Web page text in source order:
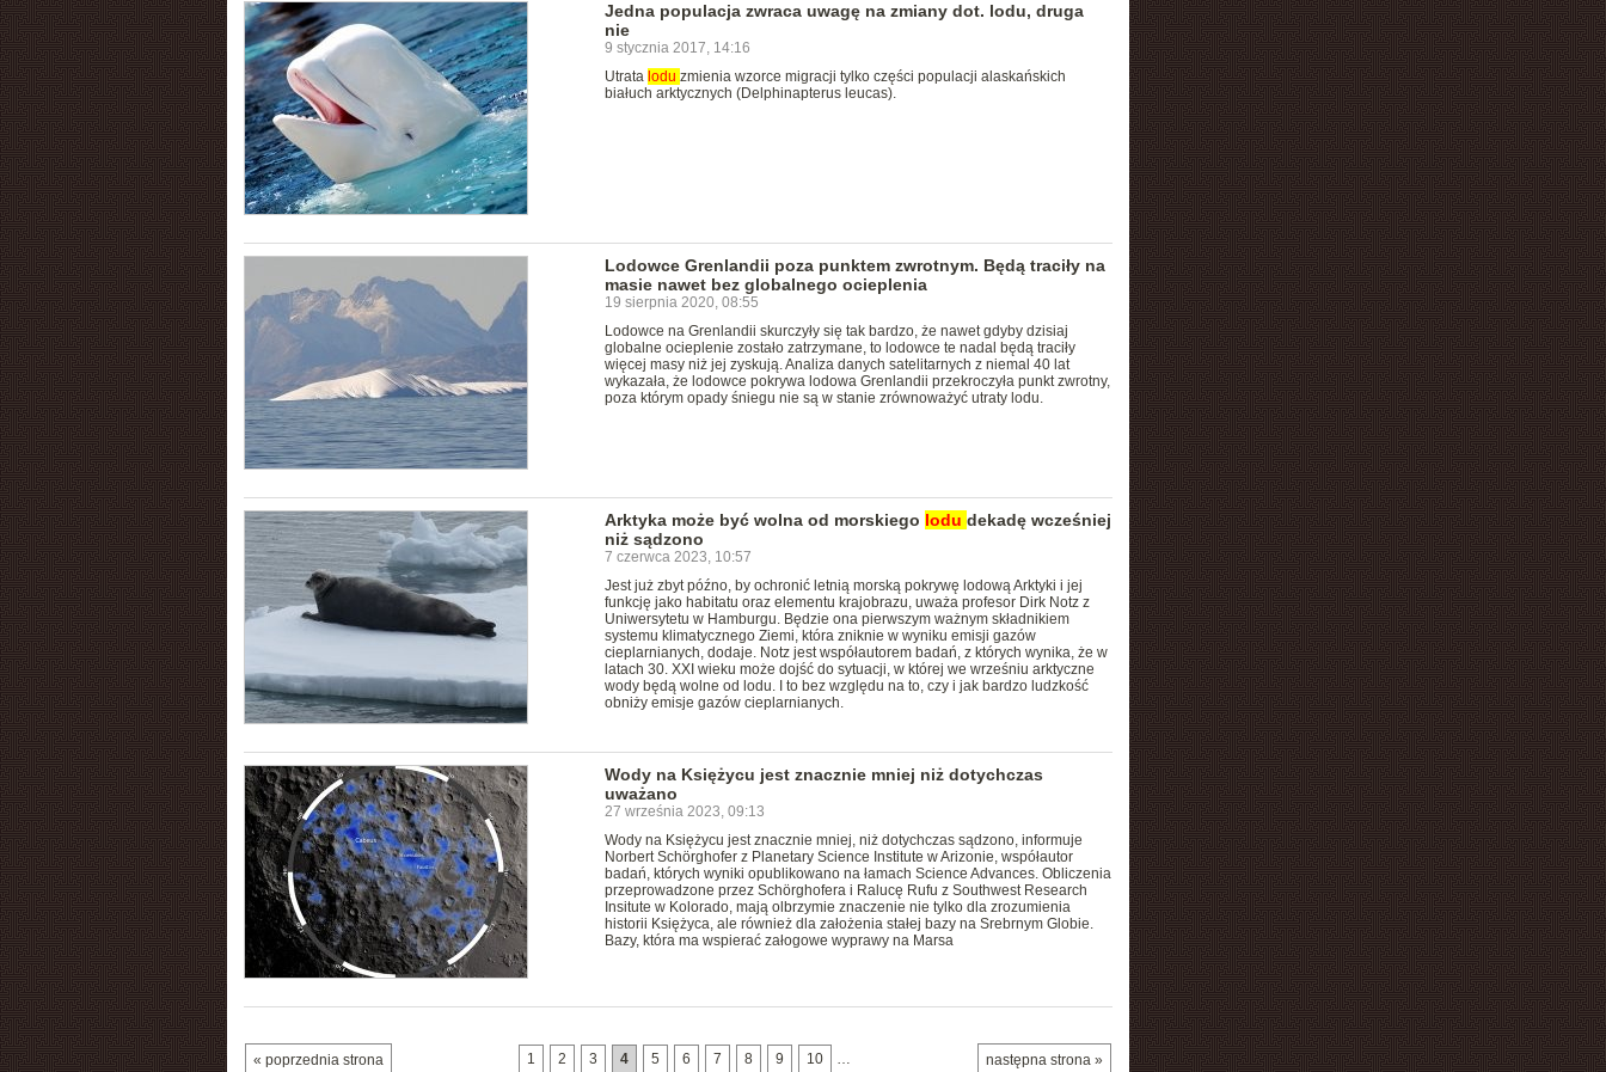
Jedna populacja zwraca uwagę na zmiany dot. lodu, druga
nie
9 stycznia 2017, 14:16
Utrata lodu zmienia wzorce migracji tylko części populacji alaskańskich
białuch arktycznych (Delphinapterus leucas).
Lodowce Grenlandii poza punktem zwrotnym. Będą traciły na
masie nawet bez globalnego ocieplenia
19 sierpnia 2020, 08:55
Lodowce na Grenlandii skurczyły się tak bardzo, że nawet gdyby dzisiaj
globalne ocieplenie zostało zatrzymane, to lodowce te nadal będą traciły
więcej masy niż jej zyskują. Analiza danych satelitarnych z niemal 40 lat
wykazała, że lodowce pokrywa lodowa Grenlandii przekroczyła punkt zwrotny,
poza którym opady śniegu nie są w stanie zrównoważyć utraty lodu.
Arktyka może być wolna od morskiego lodu dekadę wcześniej
niż sądzono
7 czerwca 2023, 10:57
Jest już zbyt późno, by ochronić letnią morską pokrywę lodową Arktyki i jej
funkcję jako habitatu oraz elementu krajobrazu, uważa profesor Dirk Notz z
Uniwersytetu w Hamburgu. Będzie ona pierwszym ważnym składnikiem
systemu klimatycznego Ziemi, która zniknie w wyniku emisji gazów
cieplarnianych, dodaje. Notz jest współautorem badań, z których wynika, że w
latach 30. XXI wieku może dojść do sytuacji, w której we wrześniu arktyczne
wody będą wolne od lodu. I to bez względu na to, czy i jak bardzo ludzkość
obniży emisje gazów cieplarnianych.
Wody na Księżycu jest znacznie mniej niż dotychczas
uważano
27 września 2023, 09:13
Wody na Księżycu jest znacznie mniej, niż dotychczas sądzono, informuje
Norbert Schörghofer z Planetary Science Institute w Arizonie, współautor
badań, których wyniki opublikowano na łamach Science Advances. Obliczenia
przeprowadzone przez Schörghofera i Ralucę Rufu z Southwest Research
Insitute w Kolorado, mają olbrzymie znaczenie nie tylko dla zrozumienia
historii Księżyca, ale również dla założenia stałej bazy na Srebrnym Globie.
Bazy, która ma wspierać załogowe wyprawy na Marsa
« poprzednia strona następna strona »
1 2 3 4 5 6 7 8 9 10 …